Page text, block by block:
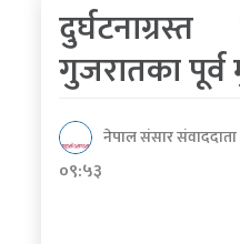
पत्रपत्रिकाबाट
गुजरातका पूर्व
नेपाल संसार संवाददाता
०९:५३